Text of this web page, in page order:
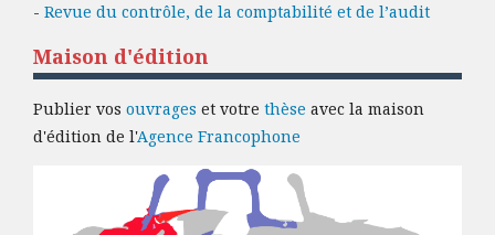
- Revue du contrôle, de la comptabilité et de l’audit
Maison d'édition
Publier vos ouvrages et votre thèse avec la maison
d'édition de l'Agence Francophone